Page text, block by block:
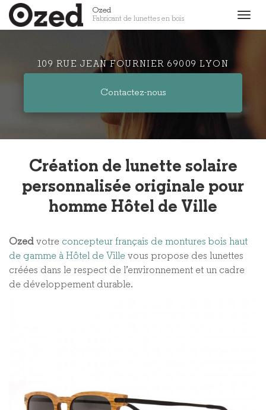
Aller
au
Ozed
Fabricant de lunettes en bois
109 RUE JEAN FOURNIER 69009 LYON
Contactez-nous
Création de lunette solaire
personnalisée originale pour
homme Hôtel de Ville
Ozed votre concepteur français de montures bois haut
de gamme à Hôtel de Ville vous propose des lunettes
créées dans le respect de l’environnement et un cadre
de développement durable.